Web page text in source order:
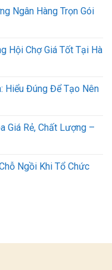
Ngân Hàng Trọn Gói
Hội Chợ Giá Tốt Tại Hà
Hiểu Đúng Để Tạo Nên
Giá Rẻ, Chất Lượng –
Ngồi Khi Tổ Chức